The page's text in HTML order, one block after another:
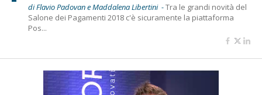
di Flavio Padovan e Maddalena Libertini -Tra le grandi novità del
Salone dei Pagamenti 2018 c'è sicuramente la piattaforma
Pos...